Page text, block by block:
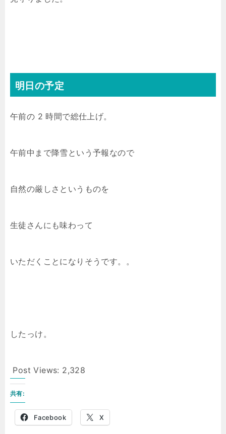
明日の予定
午前の 2 時間で総仕上げ。
午前中まで降雪という予報なので
自然の厳しさというものを
生徒さんにも味わって
いただくことになりそうです。。
したっけ。
Post Views: 2,328
共有:
Facebook X